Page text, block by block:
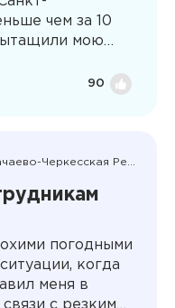
такая
чем за 10
мою
и
быстро
90
погодными
когда
меня в
с резким